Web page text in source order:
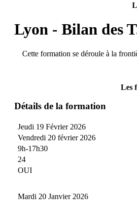
Lyon - Bilan des
Cette formation se déroule à la
Les
Détails de la formation
Jeudi 19 Février 2026
Vendredi 20 février 2026
9h-17h30
24
OUI
Mardi 20 Janvier 2026